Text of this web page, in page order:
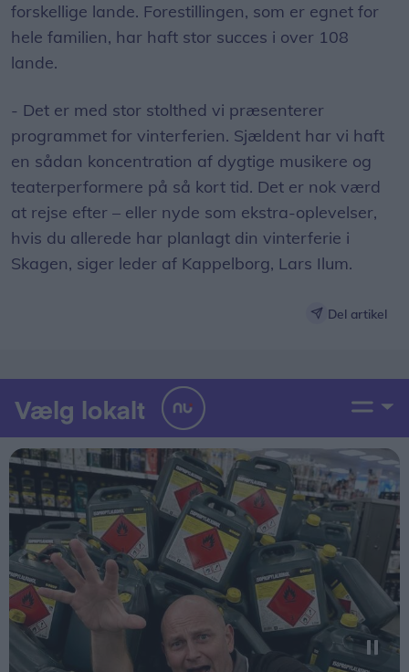
forskellige lande. Forestillingen, som er egnet for
hele familien, har haft stor succes i over 108
lande.
- Det er med stor stolthed vi præsenterer
programmet for vinterferien. Sjældent har vi haft
en sådan koncentration af dygtige musikere og
teaterperformere på så kort tid. Det er nok værd
at rejse efter – eller nyde som ekstra-oplevelser,
hvis du allerede har planlagt din vinterferie i
Skagen, siger leder af Kappelborg, Lars Ilum.
Del artikel